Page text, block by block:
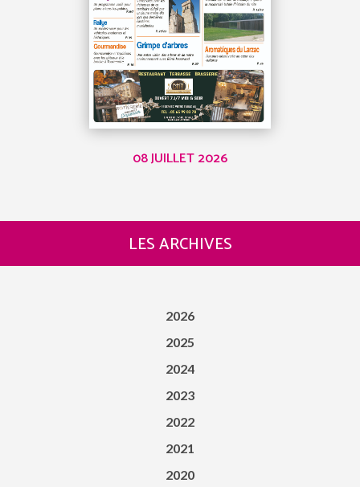
08 JUILLET 2026
LES ARCHIVES
2026
2025
2024
2023
2022
2021
2020